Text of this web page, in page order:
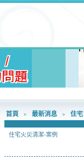
首頁 ﹥ 最新消息 ﹥ 住
住宅火災清潔-案例